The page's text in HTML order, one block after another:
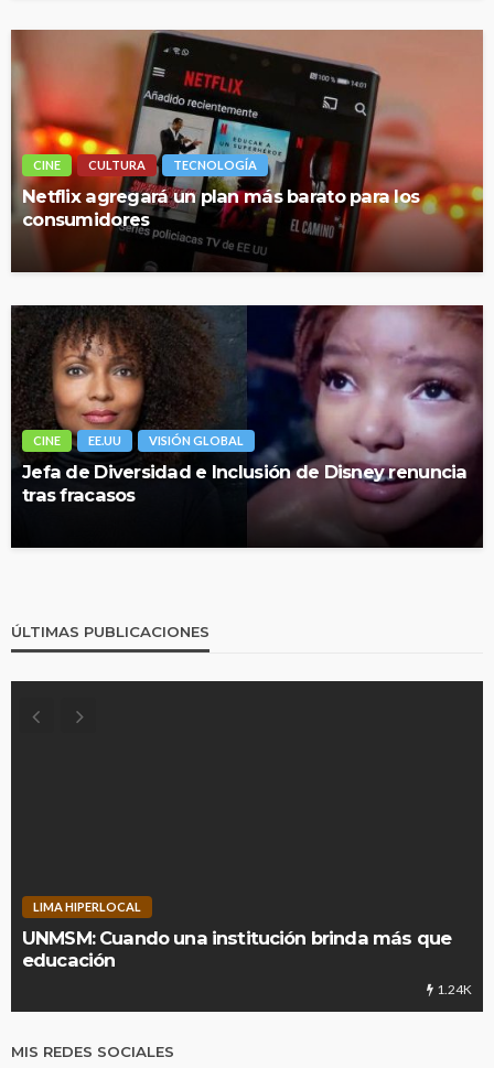
CINE CULTURA TECNOLOGÍA
Netflix agregará un plan más barato para los
consumidores
CINE EE.UU VISIÓN GLOBAL
Jefa de Diversidad e Inclusión de Disney renuncia
tras fracasos
ÚLTIMAS PUBLICACIONES
LIMA HIPERLOCAL
UNMSM: Cuando una institución brinda más que
educación
1.24K
MIS REDES SOCIALES